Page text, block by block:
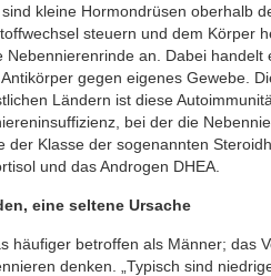
kleine Hormondrüsen oberhalb
steuern und dem Körper
Nebennierenrinde an. Dabei
gegen eigenes Gewebe.
Ländern ist diese
bei der die
der Klasse der sogenannten
und das Androgen DHEA.
eine seltene Ursache
häufiger betroffen als Männer; das
denken. „Typisch sind